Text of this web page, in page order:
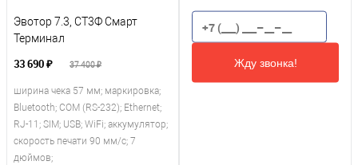
Эвотор 7.3, СТ3Ф Смарт
Терминал
33 690 ₽ 37 400 ₽
ширина чека 57 мм; маркировка;
Bluetooth; COM (RS-232); Ethernet;
RJ-11; SIM; USB; WiFi; аккумулятор;
скорость печати 90 мм/с; 7
дюймов;
Жду звонка!